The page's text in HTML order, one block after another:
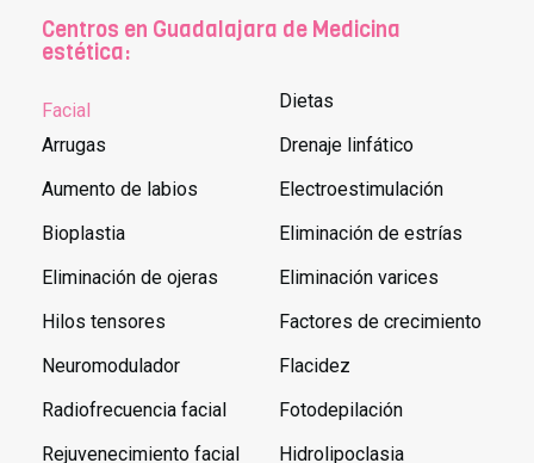
Centros en Guadalajara de Medicina
estética:
Facial
Arrugas
Aumento de labios
Bioplastia
Eliminación de ojeras
Hilos tensores
Neuromodulador
Radiofrecuencia facial
Rejuvenecimiento facial
Dietas
Drenaje linfático
Electroestimulación
Eliminación de estrías
Eliminación varices
Factores de crecimiento
Flacidez
Fotodepilación
Hidrolipoclasia